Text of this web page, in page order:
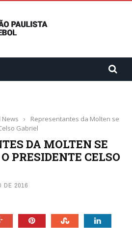
News ›
Representantes da Molten se
Gabriel
DA MOLTEN SE
PRESIDENTE CELSO
DE 2016